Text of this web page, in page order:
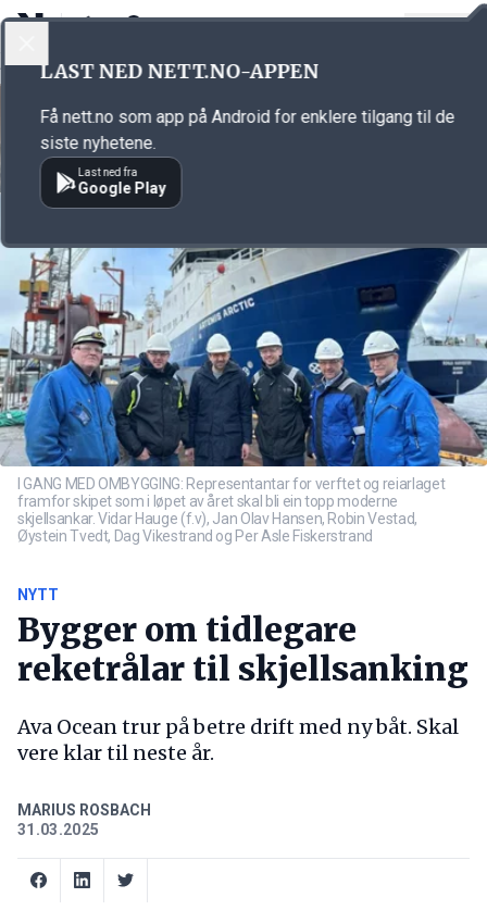
Annonsørinnhold
I GANG MED OMBYGGING: Representantar for verftet og reiarlaget
framfor skipet som i løpet av året skal bli ein topp moderne
skjellsankar. Vidar Hauge (f.v), Jan Olav Hansen, Robin Vestad,
Øystein Tvedt, Dag Vikestrand og Per Asle Fiskerstrand
NYTT
Bygger om tidlegare
reketrålar til skjellsanking
Ava Ocean trur på betre drift med ny båt. Skal
vere klar til neste år.
MARIUS ROSBACH
31.03.2025
LAST NED NETT.NO-APPEN
Få nett.no som app på Android for enklere tilgang til de
siste nyhetene.
Last ned fra
Google Play